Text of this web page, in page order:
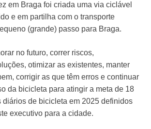
em Braga foi criada uma via ciclável
e em partilha com o transporte
(grande) passo para Braga.
no futuro, correr riscos,
otimizar as existentes, manter
corrigir as que têm erros e continuar
da bicicleta para atingir a meta de 18
diários de bicicleta em 2025 definidos
executivo para a cidade.